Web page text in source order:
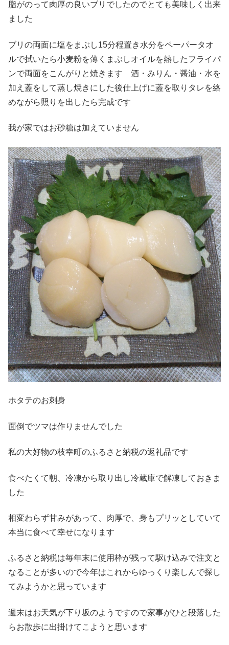
脂がのって肉厚の良いブリでしたのでとても美味しく出来
ました
ブリの両面に塩をまぶし15分程置き水分をペーパータオ
ルで拭いたら小麦粉を薄くまぶしオイルを熱したフライパ
ンで両面をこんがりと焼きます 酒・みりん・醤油・水を
加え蓋をして蒸し焼きにした後仕上げに蓋を取りタレを絡
めながら照りを出したら完成です
我が家ではお砂糖は加えていません
ホタテのお刺身
面倒でツマは作りませんでした
私の大好物の枝幸町のふるさと納税の返礼品です
食べたくて朝、冷凍から取り出し冷蔵庫で解凍しておきま
した
相変わらず甘みがあって、肉厚で、身もプリッとしていて
本当に食べて幸せになります
ふるさと納税は毎年末に使用枠が残って駆け込みで注文と
なることが多いので今年はこれからゆっくり楽しんで探し
てみようかと思っています
週末はお天気が下り坂のようですので家事がひと段落した
らお散歩に出掛けてこようと思います